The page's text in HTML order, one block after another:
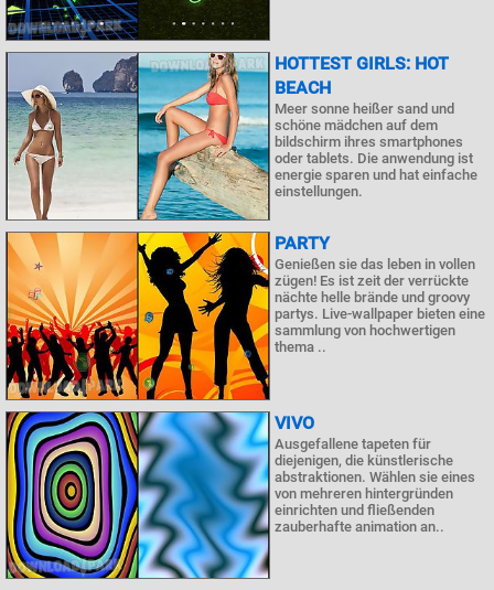
HOTTEST GIRLS: HOT
BEACH
Meer sonne heißer sand und
schöne mädchen auf dem
bildschirm ihres smartphones
oder tablets. Die anwendung ist
energie sparen und hat einfache
einstellungen.
PARTY
Genießen sie das leben in vollen
zügen! Es ist zeit der verrückte
nächte helle brände und groovy
partys. Live-wallpaper bieten eine
sammlung von hochwertigen
thema ..
VIVO
Ausgefallene tapeten für
diejenigen, die künstlerische
abstraktionen. Wählen sie eines
von mehreren hintergründen
einrichten und fließenden
zauberhafte animation an..